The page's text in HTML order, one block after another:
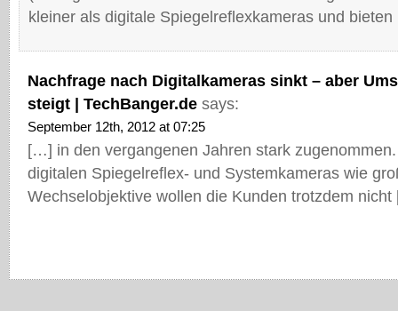
kleiner als digitale Spiegelreflexkameras und
Nachfrage nach Digitalkameras sinkt – aber
steigt | TechBanger.de says:
September 12th, 2012 at 07:25
[…] in den vergangenen Jahren stark
digitalen Spiegelreflex- und Systemkameras wie
Wechselobjektive wollen die Kunden trotzdem